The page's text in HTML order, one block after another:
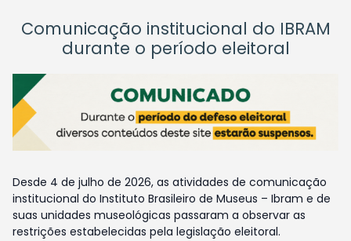
Comunicação institucional do IBRAM
durante o período eleitoral
Desde 4 de julho de 2026, as atividades de comunicação
institucional do Instituto Brasileiro de Museus – Ibram e de
suas unidades museológicas passaram a observar as
restrições estabelecidas pela legislação eleitoral.